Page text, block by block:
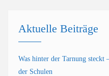
Aktuelle Beiträge
Was hinter der Tarnung steckt
der Schulen